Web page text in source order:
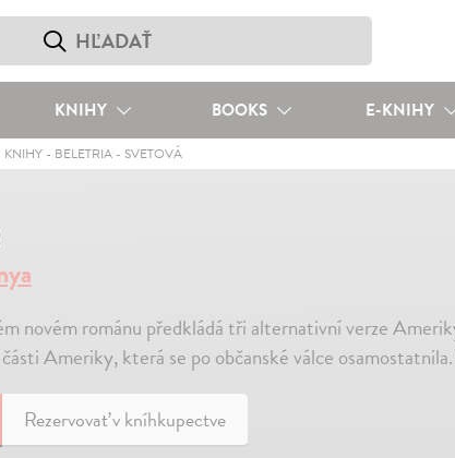
KNIHY BOOKS E-KNIHY
KNIHY - BELETRIA - SVETOVÁ
novém románu předkládá tři alternativní verze
Ameriky, která se po občanské válce
Rezervovať v kníhkupectve